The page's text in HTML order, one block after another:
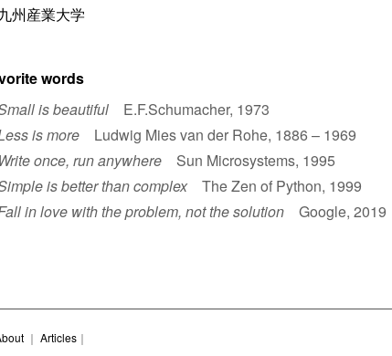
州産業大学
words
is beautifulE.F.Schumacher, 1973
is moreLudwig Mies van der Rohe, 1886 – 1969
Write once, run anywhereSun Microsystems, 1995
is better than complexThe Zen of Python, 1999
in love with the problem, not the solutionGoogle, 2019
｜ Articles ｜